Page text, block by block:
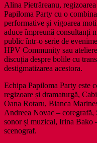
Alina Pietrăreanu,
Papiloma Party cu o
performative și vigoarea
aduce împreună consultanți
public într-o serie de
HPV Community sau
discuția despre bolile cu
destigmatizarea acestora.
Echipa Papiloma Party este
regizoare și dramaturgă,
Oana Rotaru, Bianca
Andreea Novac – coregrafă,
sonor și muzical, Irina Bako
scenograf.